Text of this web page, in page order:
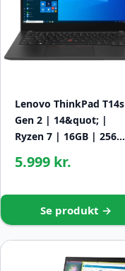
Lenovo ThinkPad T14s
Gen 2 | 14&quot; |
Ryzen 7 | 16GB | 256…
5.999 kr.
Se produkt →